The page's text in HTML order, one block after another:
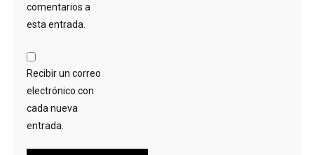
comentarios a
esta entrada.
Recibir un correo
electrónico con
cada nueva
entrada.